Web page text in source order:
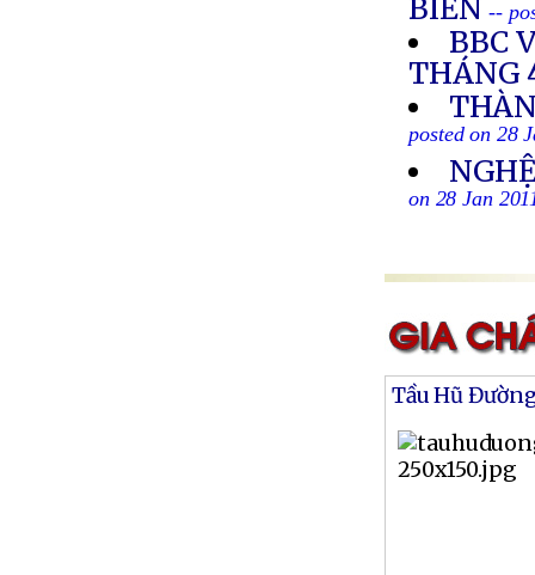
BIỂN --
BBC
THÁNG
posted on 28
on 28 Jan
Tầu Hũ